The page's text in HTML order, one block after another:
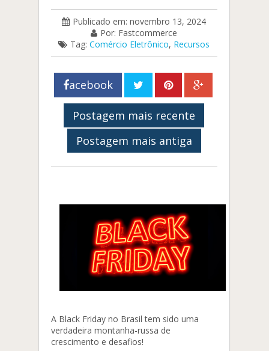
Publicado em: novembro 13, 2024
Por: Fastcommerce
Tag:Comércio Eletrônico, Recursos
acebook
Postagem mais recente
Postagem mais antiga
A Black Friday no Brasil tem sido uma
verdadeira montanha-russa de
crescimento e desafios!